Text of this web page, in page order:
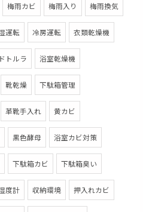
梅雨カビ 梅雨入り 梅雨換気
運転 冷房運転 衣類乾燥機
トルラ 浴室乾燥機
靴乾燥 下駄箱管理
革靴手入れ 黄カビ
黒色酵母 浴室カビ対策
下駄箱カビ 下駄箱臭い
度計 収納環境 押入れカビ